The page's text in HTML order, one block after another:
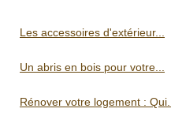
Les accessoires d'extérieur...
Un abris en bois pour votre...
Rénover votre logement : Qui...